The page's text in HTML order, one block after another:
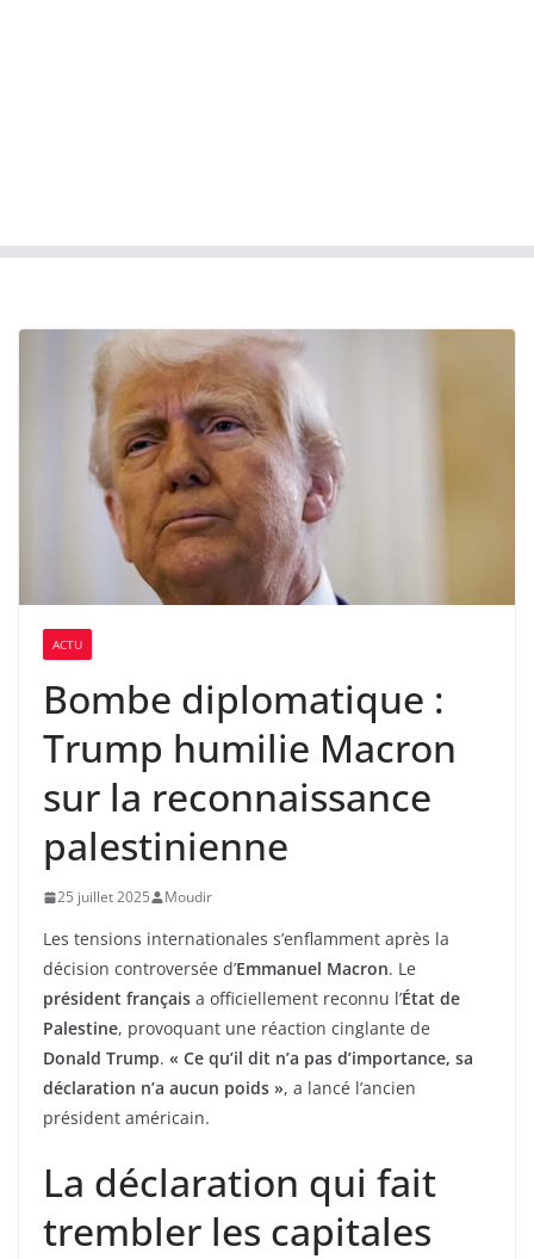
ACTU
Bombe diplomatique :
Trump humilie Macron
sur la reconnaissance
palestinienne
25 juillet 2025 Moudir
Les tensions internationales s’enflamment après la
décision controversée d’Emmanuel Macron. Le
président français a officiellement reconnu l’État de
Palestine, provoquant une réaction cinglante de
Donald Trump. « Ce qu’il dit n’a pas d’importance, sa
déclaration n’a aucun poids », a lancé l’ancien
président américain.
La déclaration qui fait
trembler les capitales